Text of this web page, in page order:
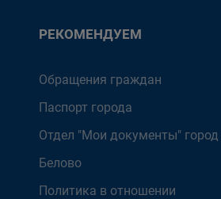
РЕКОМЕНДУЕМ
Обращения граждан
Паспорт города
Отдел "Мои документы" город
Белово
Политика в отношении